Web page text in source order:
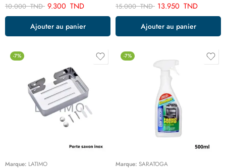
10.000TND 9.300 TND
Ajouter au panier
15.000TND 13.950 TND
Ajouter au panier
-7%
Marque: LATIMO
-7%
Marque: SARATOGA